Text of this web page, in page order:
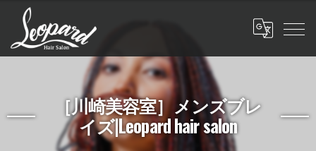
［川崎美容室］メンズブレ
イズ|Leopard hair salon